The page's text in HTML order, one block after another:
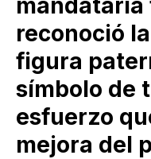
mandataria
reconoció
figura
símbolo de
esfuerzo
mejora del